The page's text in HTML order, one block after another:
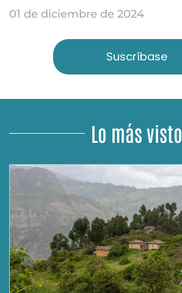
01 de diciembre de 2024
Suscríbase
Lo más visto